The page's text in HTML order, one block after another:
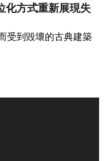
化方式重新展現失
受到毀壞的古典建築